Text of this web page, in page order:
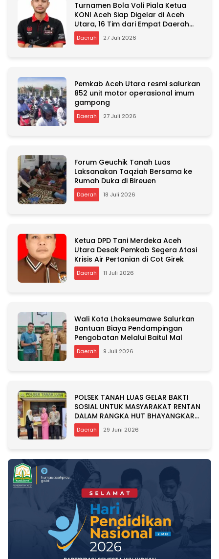
Turnamen Bola Voli Piala Ketua
KONI Aceh Siap Digelar di Aceh
Utara, 16 Tim dari Empat Daerah
Ambil Bagian
Daerah 27 Juli 2026
Pemkab Aceh Utara resmi salurkan
852 unit motor operasional imum
gampong
Daerah 27 Juli 2026
Forum Geuchik Tanah Luas
Laksanakan Taqziah Bersama ke
Rumah Duka di Bireuen
Daerah 18 Juli 2026
Ketua DPD Tani Merdeka Aceh
Utara Desak Pemkab Segera Atasi
Krisis Air Pertanian di Cot Girek
Daerah 11 Juli 2026
Wali Kota Lhokseumawe Salurkan
Bantuan Biaya Pendampingan
Pengobatan Melalui Baitul Mal
Daerah 9 Juli 2026
POLSEK TANAH LUAS GELAR BAKTI
SOSIAL UNTUK MASYARAKAT RENTAN
DALAM RANGKA HUT BHAYANGKARA
KE-80
Daerah 29 Juni 2026